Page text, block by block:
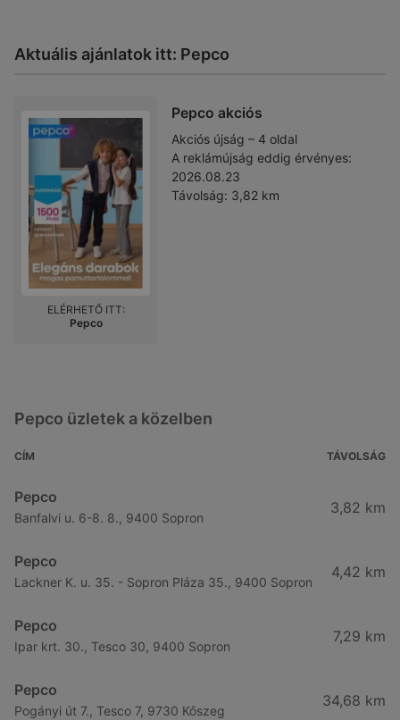
Aktuális ajánlatok itt: Pepco
Pepco akciós
Akciós újság – 4 oldal
A reklámújság eddig érvényes:
2026.08.23
Távolság: 3,82 km
ELÉRHETŐ ITT:
Pepco
Pepco üzletek a közelben
CÍM TÁVOLSÁG
Pepco
Banfalvi u. 6-8. 8., 9400 Sopron
3,82 km
Pepco
Lackner K. u. 35. - Sopron Pláza 35., 9400 Sopron
4,42 km
Pepco
Ipar krt. 30., Tesco 30, 9400 Sopron
7,29 km
Pepco
Pogányi út 7., Tesco 7, 9730 Kőszeg
34,68 km